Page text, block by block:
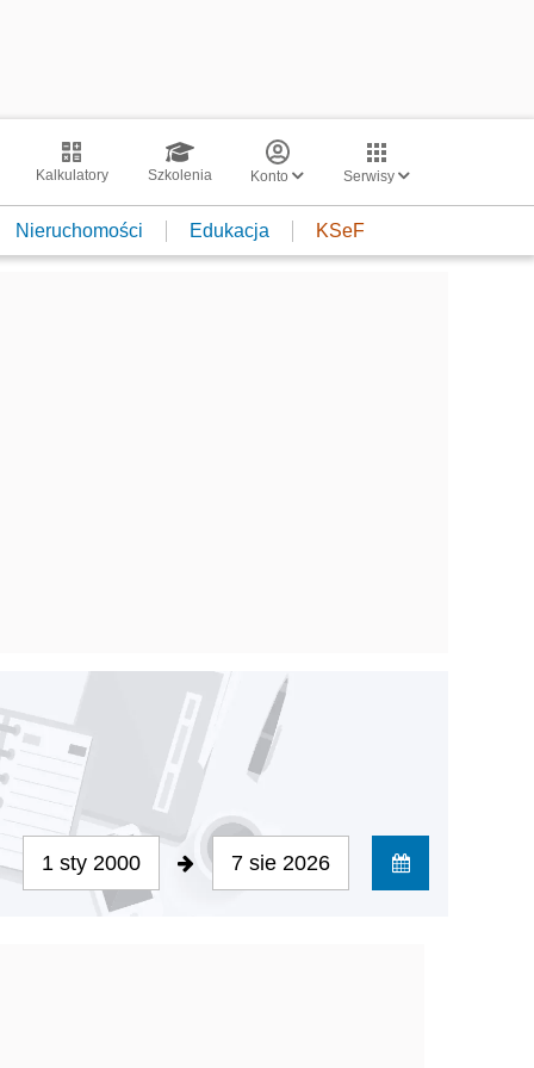
Kalkulatory Szkolenia Konto Serwisy
Nieruchomości Edukacja KSeF
1 sty 2000 7 sie 2026